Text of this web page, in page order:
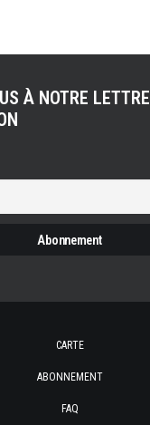
À NOTRE LETTRE
CARTE
ABONNEMENT
FAQ